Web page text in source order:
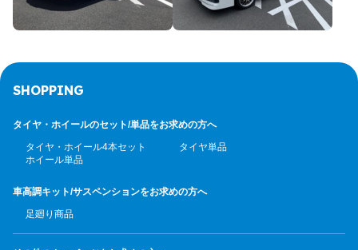
SHOPPING
タイヤ・ホイールのセット/単品をお求めの方へ
タイヤ・ホイール4本セット
タイヤ単品
ホイール単品
車高調キット/サスペンションをお求めの方へ
足廻り商品